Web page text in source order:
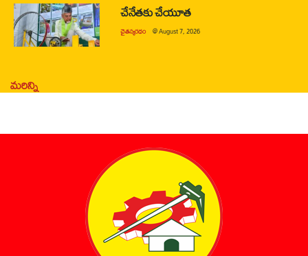
చేనేతకు చేయూత
చైతన్యరధం @August 7, 2026
మరిన్ని